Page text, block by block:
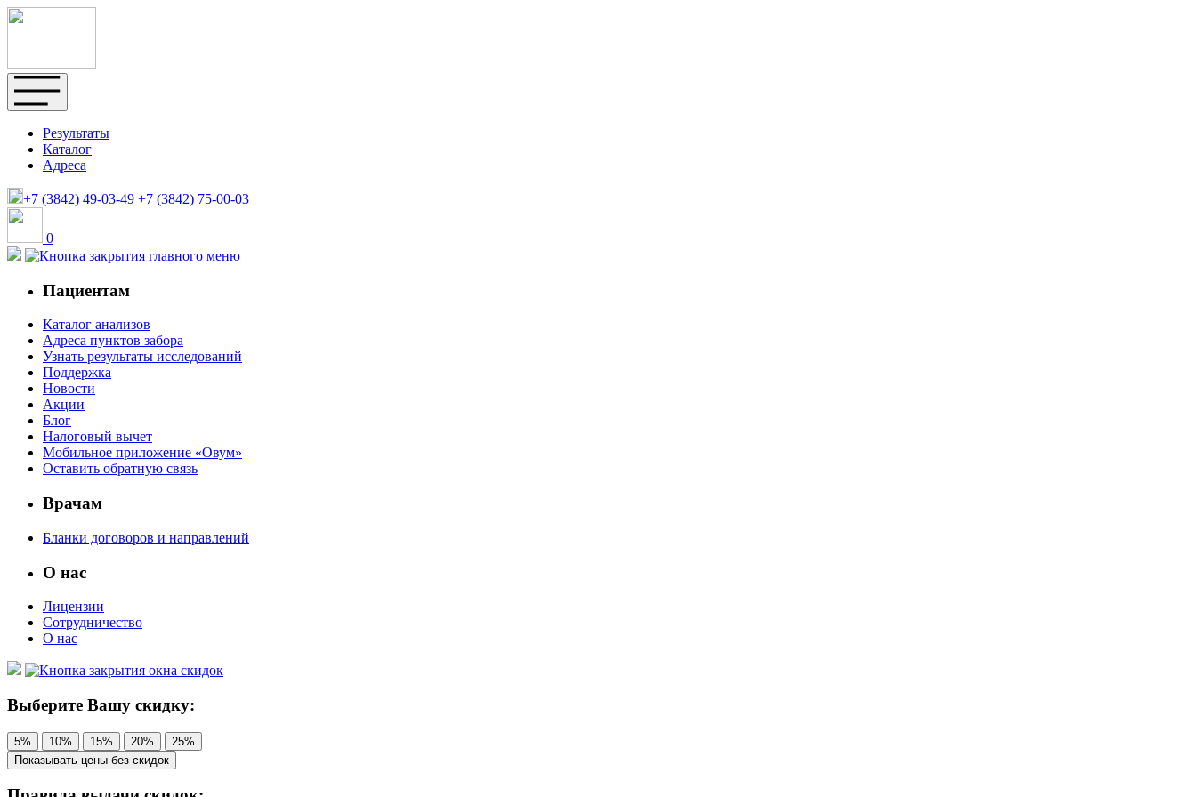
Результаты
Каталог
Адреса
+7 (3842) 49-03-49 +7 (3842) 75-00-03
0
Пациентам
Каталог анализов
Адреса пунктов забора
Узнать результаты исследований
Поддержка
Новости
Акции
Блог
Налоговый вычет
Мобильное приложение «Овум»
Оставить обратную связь
Врачам
Бланки договоров и направлений
О нас
Лицензии
Сотрудничество
О нас
Выберите Вашу скидку:
5% 10% 15% 20%
25%
Показывать цены без скидок